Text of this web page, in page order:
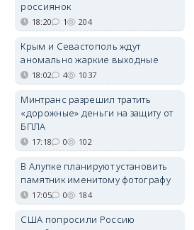
россиянок
18:20 1 204
Крым и Севастополь ждут
аномально жаркие выходные
18:02 4 1037
Минтранс разрешил тратить
«дорожные» деньги на защиту от
БПЛА
17:18 0 102
В Алупке планируют установить
памятник именитому фотографу
17:05 0 184
США попросили Россию